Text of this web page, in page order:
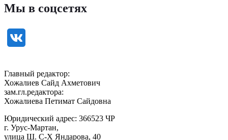
Мы в соцсетях
Главный редактор:
Хожалиев Сайд Ахметович
зам.гл.редактора:
Хожалиева Петимат Сайдовна
Юридический адрес: 366523 ЧР
г. Урус-Мартан,
улица Ш. С-Х Яндарова, 40